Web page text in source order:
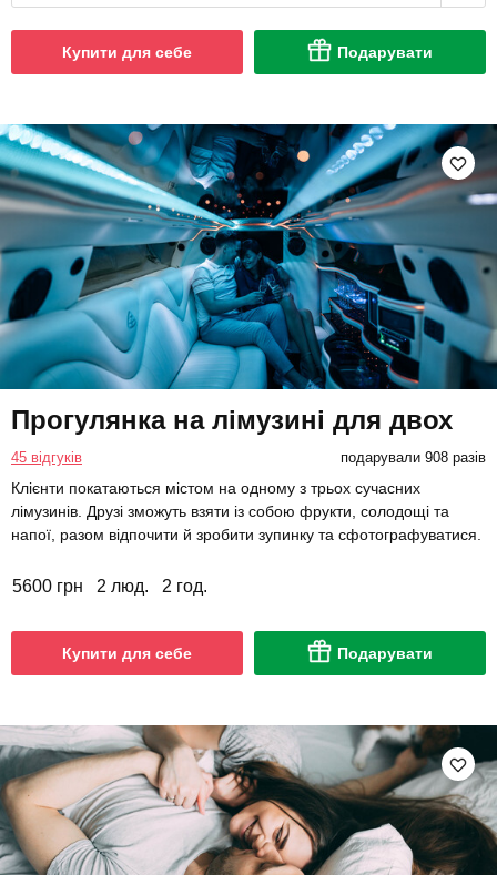
Купити для себе Подарувати
Прогулянка на лімузині для двох
45 відгуків подарували 908 разів
Клієнти покатаються містом на одному з трьох сучасних
лімузинів. Друзі зможуть взяти із собою фрукти, солодощі та
напої, разом відпочити й зробити зупинку та сфотографуватися.
5600 грн 2 люд. 2 год.
Купити для себе Подарувати